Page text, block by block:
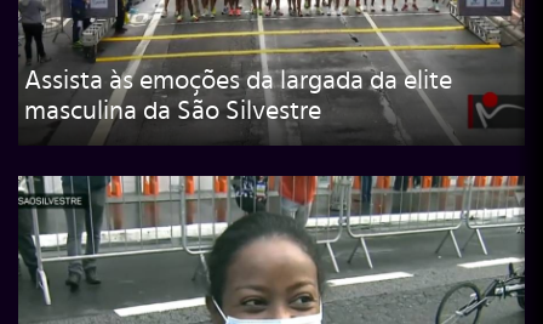
Assista às emoções da largada da elite
masculina da São Silvestre